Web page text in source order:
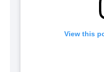
View this